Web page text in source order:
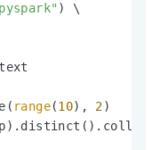
) \
range(10), 2)